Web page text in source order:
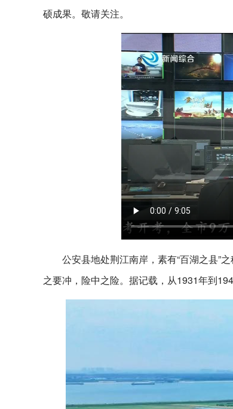
硕成果。敬请关注。
公安县地处荆江南岸，素有“百湖之县”
之要冲，险中之险。据记载，从1931年到